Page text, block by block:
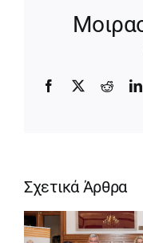
Facebook
X Reddit
Σχετικά Άρθρα